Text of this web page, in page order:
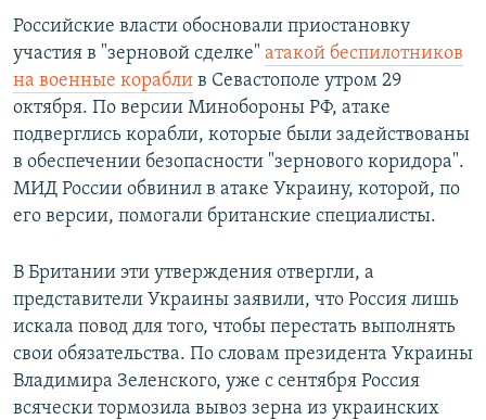
Российские власти обосновали приостановку
участия в "зерновой сделке" атакой беспилотников
на военные корабли в Севастополе утром 29
октября. По версии Минобороны РФ, атаке
подверглись корабли, которые были задействованы
в обеспечении безопасности "зернового коридора".
МИД России обвинил в атаке Украину, которой, по
его версии, помогали британские специалисты.
В Британии эти утверждения отвергли, а
представители Украины заявили, что Россия лишь
искала повод для того, чтобы перестать выполнять
свои обязательства. По словам президента Украины
Владимира Зеленского, уже с сентября Россия
всячески тормозила вывоз зерна из украинских